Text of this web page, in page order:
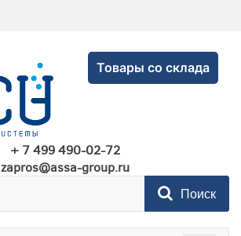
Товары со склада
+ 7 499 490-02-72
zapros@assa-group.ru
Поиск